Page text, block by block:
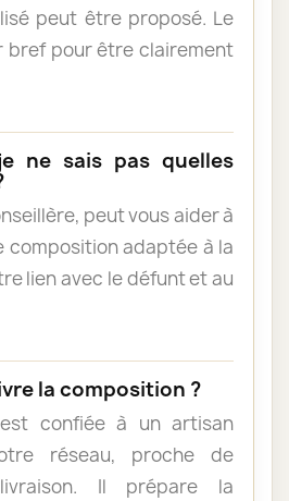
peut être proposé. Le
pour être clairement
ne sais pas quelles
peut vous aider à
composition adaptée à la
lien avec le défunt et au
la composition ?
confiée à un artisan
réseau, proche de
Il prépare la